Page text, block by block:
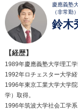
慶應義塾
（非常勤）
鈴木
【経歴】
1989年慶應義塾大学理工学
1992年ロチェスター大学
1996年東京工業大学大学
学）取得。
1996年筑波大学社会工学